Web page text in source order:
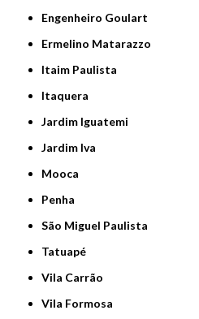
Engenheiro Goulart
Ermelino Matarazzo
Itaim Paulista
Itaquera
Jardim Iguatemi
Jardim Iva
Mooca
Penha
São Miguel Paulista
Tatuapé
Vila Carrão
Vila Formosa